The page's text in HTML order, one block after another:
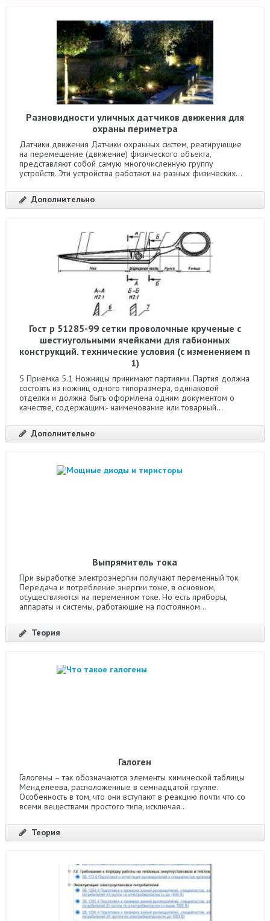
Разновидности уличных датчиков движения для
охраны периметра
Датчики движения Датчики охранных систем, реагирующие
на перемещение (движение) физического объекта,
представляют собой самую многочисленную группу
устройств. Эти устройства работают на разных физических...
Дополнительно
Гост р 51285-99 сетки проволочные крученые с
шестиугольными ячейками для габионных
конструкций. технические условия (с изменением n
1)
5 Приемка 5.1 Ножницы принимают партиями. Партия должна
состоять из ножниц одного типоразмера, одинаковой
отделки и должна быть оформлена одним документом о
качестве, содержащим:- наименование или товарный...
Дополнительно
Выпрямитель тока
При выработке электроэнергии получают переменный ток.
Передача и потребление энергии тоже, в основном,
осуществляются на переменном токе. Но есть приборы,
аппараты и системы, работающие на постоянном...
Теория
Галоген
Галогены – так обозначаются элементы химической таблицы
Менделеева, расположенные в семнадцатой группе.
Особенность в том, что они вступают в реакцию почти что со
всеми веществами простого типа, исключая...
Теория